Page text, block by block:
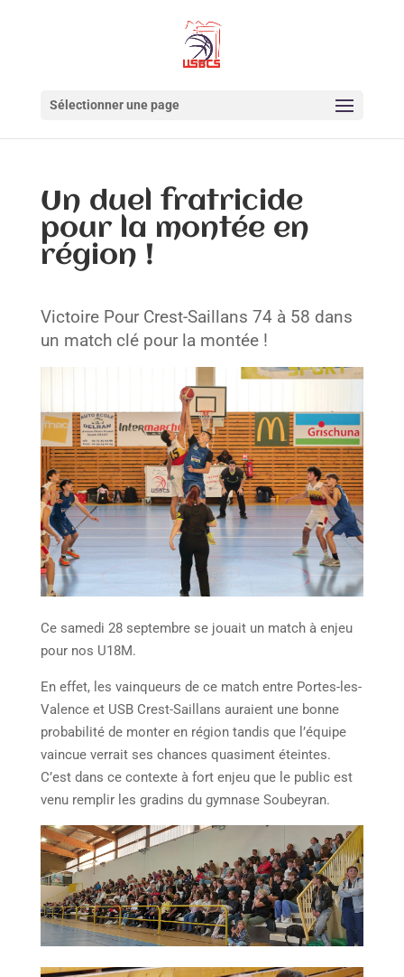
Sélectionner une page
Un duel fratricide
pour la montée en
région !
Victoire Pour Crest-Saillans 74 à 58 dans
un match clé pour la montée !
Ce samedi 28 septembre se jouait un match à enjeu
pour nos U18M.
En effet, les vainqueurs de ce match entre Portes-les-
Valence et USB Crest-Saillans auraient une bonne
probabilité de monter en région tandis que l’équipe
vaincue verrait ses chances quasiment éteintes.
C’est dans ce contexte à fort enjeu que le public est
venu remplir les gradins du gymnase Soubeyran.